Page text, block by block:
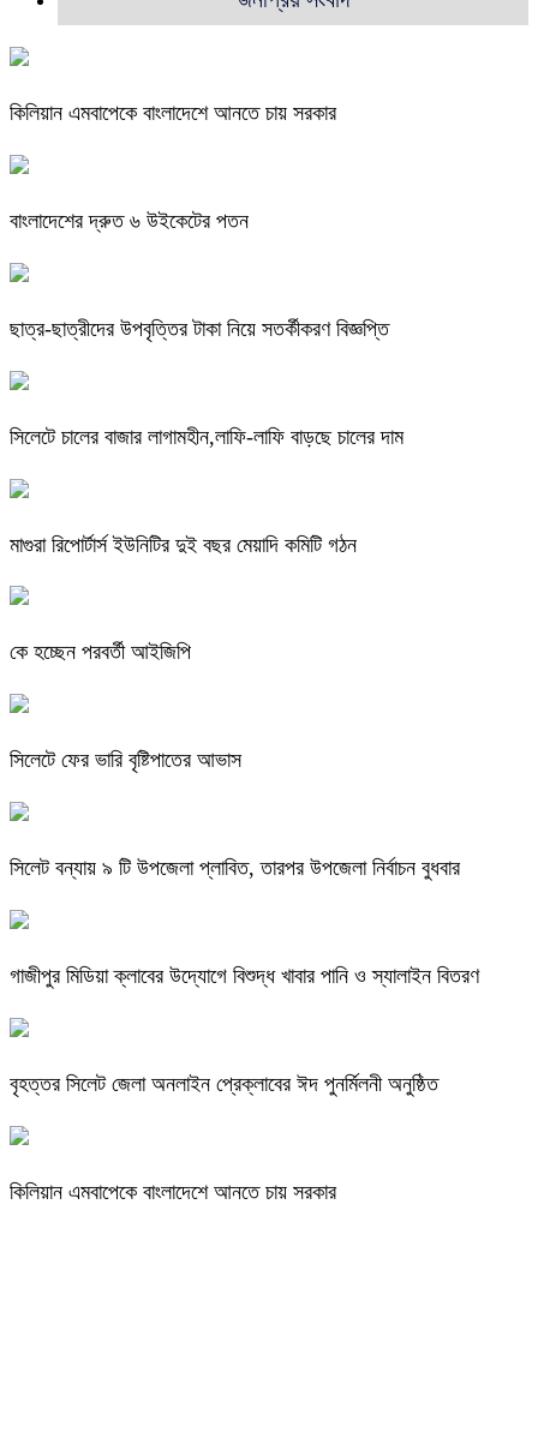
কিলিয়ান এমবাপেকে বাংলাদেশে আনতে চায় সরকার
বাংলাদেশের দ্রুত ৬ উইকেটের পতন
ছাত্র-ছাত্রীদের উপবৃত্তির টাকা নিয়ে সতর্কীকরণ বিজ্ঞপ্তি
সিলেটে চালের বাজার লাগামহীন,লাফি-লাফি বাড়ছে চালের দাম
মাগুরা রিপোর্টার্স ইউনিটির দুই বছর মেয়াদি কমিটি গঠন
কে হচ্ছেন পরবর্তী আইজিপি
সিলেটে ফের ভারি বৃষ্টিপাতের আভাস
সিলেট বন্যায় ৯ টি উপজেলা প্লাবিত, তারপর উপজেলা নির্বাচন বুধবার
গাজীপুর মিডিয়া ক্লাবের উদ্যোগে বিশুদ্ধ খাবার পানি ও স্যালাইন বিতরণ
বৃহত্তর সিলেট জেলা অনলাইন প্রেক্লাবের ঈদ পুনর্মিলনী অনুষ্ঠিত
কিলিয়ান এমবাপেকে বাংলাদেশে আনতে চায় সরকার